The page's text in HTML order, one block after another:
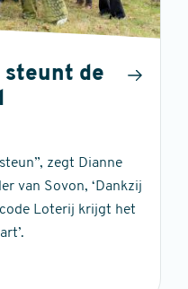
steunt de
zegt Dianne
van Sovon, ‘Dankzij
Loterij krijgt het